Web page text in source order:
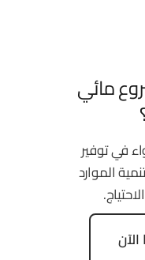
مائي
في توفير
الموارد